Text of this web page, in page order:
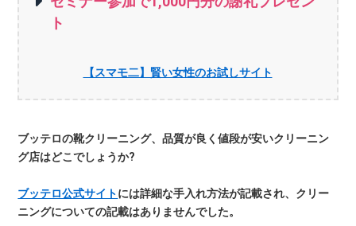
ト
【スマモ二】賢い女性のお試しサイト
ブッテロの靴クリーニング、品質が良く値段が安いクリーニン
グ店はどこでしょうか?
ブッテロ公式サイトには詳細な手入れ方法が記載され、クリー
ニングについての記載はありませんでした。